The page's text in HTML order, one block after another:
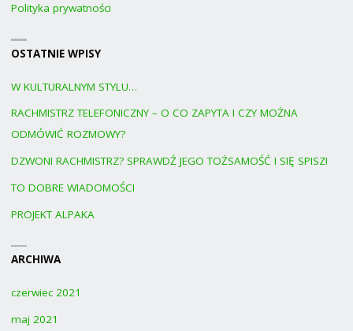
Polityka prywatności
OSTATNIE WPISY
W KULTURALNYM STYLU…
RACHMISTRZ TELEFONICZNY – O CO ZAPYTA I CZY MOŻNA
ODMÓWIĆ ROZMOWY?
DZWONI RACHMISTRZ? SPRAWDŹ JEGO TOŻSAMOŚĆ I SIĘ SPISZ!
TO DOBRE WIADOMOŚCI
PROJEKT ALPAKA
ARCHIWA
czerwiec 2021
maj 2021